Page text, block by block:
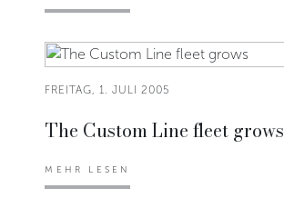
FREITAG, 1. JULI 2005
The Custom Line fleet grows
MEHR LESEN